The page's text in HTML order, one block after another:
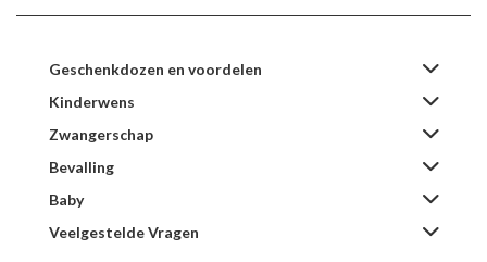
Geschenkdozen en voordelen
Kinderwens
Zwangerschap
Bevalling
Baby
Veelgestelde Vragen